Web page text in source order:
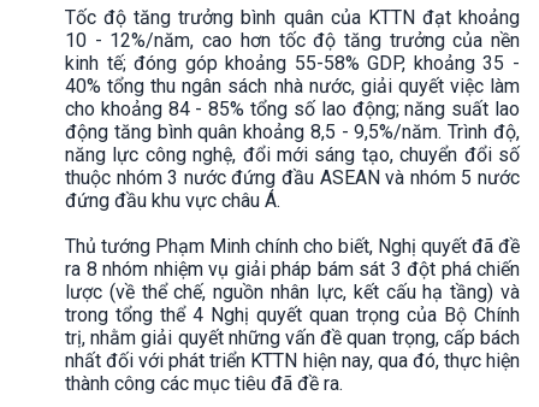
Tốc độ tăng trưởng bình quân của KTTN đạt khoảng
10 - 12%/năm, cao hơn tốc độ tăng trưởng của nền
kinh tế; đóng góp khoảng 55-58% GDP, khoảng 35 -
40% tổng thu ngân sách nhà nước, giải quyết việc làm
cho khoảng 84 - 85% tổng số lao động; năng suất lao
động tăng bình quân khoảng 8,5 - 9,5%/năm. Trình độ,
năng lực công nghệ, đổi mới sáng tạo, chuyển đổi số
thuộc nhóm 3 nước đứng đầu ASEAN và nhóm 5 nước
đứng đầu khu vực châu Á.
Thủ tướng Phạm Minh chính cho biết, Nghị quyết đã đề
ra 8 nhóm nhiệm vụ giải pháp bám sát 3 đột phá chiến
lược (về thể chế, nguồn nhân lực, kết cấu hạ tầng) và
trong tổng thể 4 Nghị quyết quan trọng của Bộ Chính
trị, nhằm giải quyết những vấn đề quan trọng, cấp bách
nhất đối với phát triển KTTN hiện nay, qua đó, thực hiện
thành công các mục tiêu đã đề ra.